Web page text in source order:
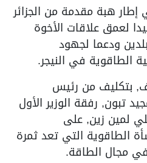
هبة مقدمة من الجزائر
لعمق علاقات الأخوة
ودعما لجهود
الطاقوية في النيجر.
بتكليف من رئيس
تبون, رفقة الوزير الأول
لمين زين, على
الطاقوية التي تعد ثمرة
في مجال الطاقة.